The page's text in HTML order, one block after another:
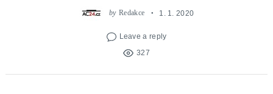
by Redakce 1. 1. 2020
Leave a reply
327